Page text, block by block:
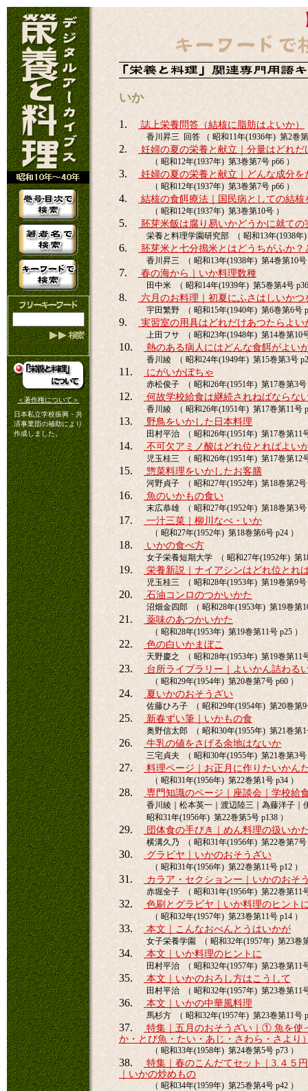
＜著作権について＞
日本私立学校振興・共
済事業団の補助により
作成しました。
いか
1. 誌上栄養問答（結核に脂肪はよいか）
香川昇三 回答 （ 昭和11年(1936年) 第2巻
2. 妊婦の夏の栄養と献立｜分量はどれだ
（ 昭和12年(1937年) 第3巻第7号 p66 ）
3. 妊婦の夏の栄養と献立｜どんな成分を
（ 昭和12年(1937年) 第3巻第7号 p66 ）
4. 結核の食餌療法｜国民病としての結
（ 昭和12年(1937年) 第3巻第10号 ）
5. 胚芽米飯は腐り易いかどうかに就ての
栄養と料理学園研究部 （ 昭和13年(1938年
6. 胚芽米と七分搗米とはどうちがふか？
香川昇三 （ 昭和13年(1938年) 第4巻第10号
7. 春の海から｜いか料理数種
田中米 （ 昭和14年(1939年) 第5巻第4号
8. 六月のお料理｜初夏にふさはしいかつ
宇田繁野 （ 昭和15年(1940年) 第6巻第6号
9. 実習室の用具はどれだけあつたらよい
上田フサ （ 昭和23年(1948年) 第14巻第10
10. 熱のある病人にはどんな食餌がよい
香川綾 （ 昭和24年(1949年) 第15巻第3号
11. にがいかぼちゃ
赤松俊子 （ 昭和26年(1951年) 第17巻第3号
12. 何故学校給食は継続されねばならな
香川綾 （ 昭和26年(1951年) 第17巻第11号
13. 野鳥をいかした日本料理
田村平治 （ 昭和26年(1951年) 第17巻第11
14. 不可欠アミノ酸はどれ位とればよい
児玉桂三 （ 昭和26年(1951年) 第17巻第12
15. 惣菜料理をいかしたお客膳
河野貞子 （ 昭和27年(1952年) 第18巻第2号
16. 魚のいかもの食い
末広恭雄 （ 昭和27年(1952年) 第18巻第3号
17. 一汁三菜｜柳川なべ・いか
（ 昭和27年(1952年) 第18巻第6号 p24 ）
18. いかの食べ方
女子栄養短期大学 （ 昭和27年(1952年) 第
19. 栄養新説｜ナイアシンはどれ位とれ
児玉桂三 （ 昭和28年(1953年) 第19巻第9号
20. 石油コンロのつかいかた
沼畑金四郎 （ 昭和28年(1953年) 第19巻第
21. 薬味のあつかいかた
（ 昭和28年(1953年) 第19巻第11号 p25 ）
22. 色の白いかまぼこ
天野慶之 （ 昭和28年(1953年) 第19巻第11
23. 台所ライブラリー｜よいかん詰わる
（ 昭和29年(1954年) 第20巻第7号 p60 ）
24. 夏いかのおそうざい
佐藤ひろ子 （ 昭和29年(1954年) 第20巻第9
25. 新春ずい筆｜いかもの食
奥野信太郎 （ 昭和30年(1955年) 第21巻第1
26. 牛乳の値をさげる余地はないか
三宅貞夫 （ 昭和30年(1955年) 第21巻第3号
27. 料理ページ｜お正月に作りたいかん
（ 昭和31年(1956年) 第22巻第1号 p34 ）
28. 専門知識のページ｜座談会｜学校給
香川綾｜松本英一｜渡辺陸三｜為藤洋子｜
昭和31年(1956年) 第22巻第5号 p138 ）
29. 団体食の手びき｜めん料理の扱いか
横溝久乃 （ 昭和31年(1956年) 第22巻第7号
30. グラビヤ｜いかのおそうざい
（ 昭和31年(1956年) 第22巻第11号 p12 ）
31. カラア・セクションー｜いかのおそ
赤堀全子 （ 昭和31年(1956年) 第22巻第11
32. 色刷とグラビヤ｜いか料理のヒント
（ 昭和32年(1957年) 第23巻第11号 p14 ）
33. 本文｜こんなおべんとうはいかが
女子栄養学園 （ 昭和32年(1957年) 第23巻
34. 本文｜いか料理のヒントに
田村平治 （ 昭和32年(1957年) 第23巻第11
35. 本文｜いかのおろし方はこうして
田村平治 （ 昭和32年(1957年) 第23巻第11
36. 本文｜いかの中華風料理
馬杉方 （ 昭和32年(1957年) 第23巻第11号
37.
特集｜五月のおそうざい｜① 魚を使
か・とび魚・たい・あじ・さわら・さより
（ 昭和33年(1958年) 第24巻第5号 p73 ）
38.
特集｜春のこんだてセット｜3.４５
｜いかの炒めもの
（ 昭和34年(1959年) 第25巻第4号 p42 ）